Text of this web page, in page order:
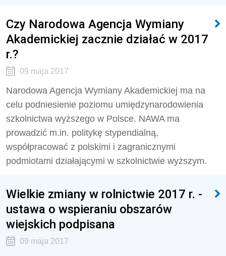
Czy Narodowa Agencja Wymiany
Akademickiej zacznie działać w 2017
r.?
09 maja 2017
Narodowa Agencja Wymiany Akademickiej ma na
celu podniesienie poziomu umiędzynarodowienia
szkolnictwa wyższego w Polsce. NAWA ma
prowadzić m.in. politykę stypendialną,
współpracować z polskimi i zagranicznymi
podmiotami działającymi w szkolnictwie wyższym.
Wielkie zmiany w rolnictwie 2017 r. -
ustawa o wspieraniu obszarów
wiejskich podpisana
09 maja 2017